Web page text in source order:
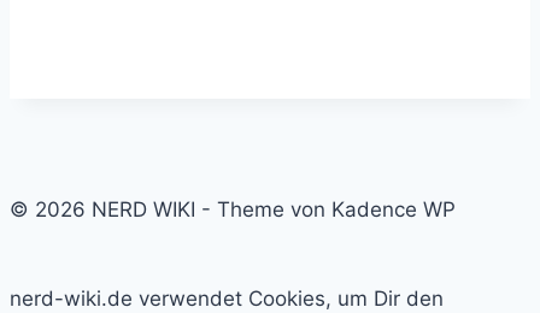
© 2026 NERD WIKI - Theme von Kadence WP
nerd-wiki.de verwendet Cookies, um Dir den